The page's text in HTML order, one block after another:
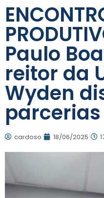
Paulo
reitor da
Wyden
parcerias
cardoso 18/06/2025